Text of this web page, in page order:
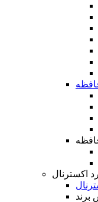
اکسترنال
برند